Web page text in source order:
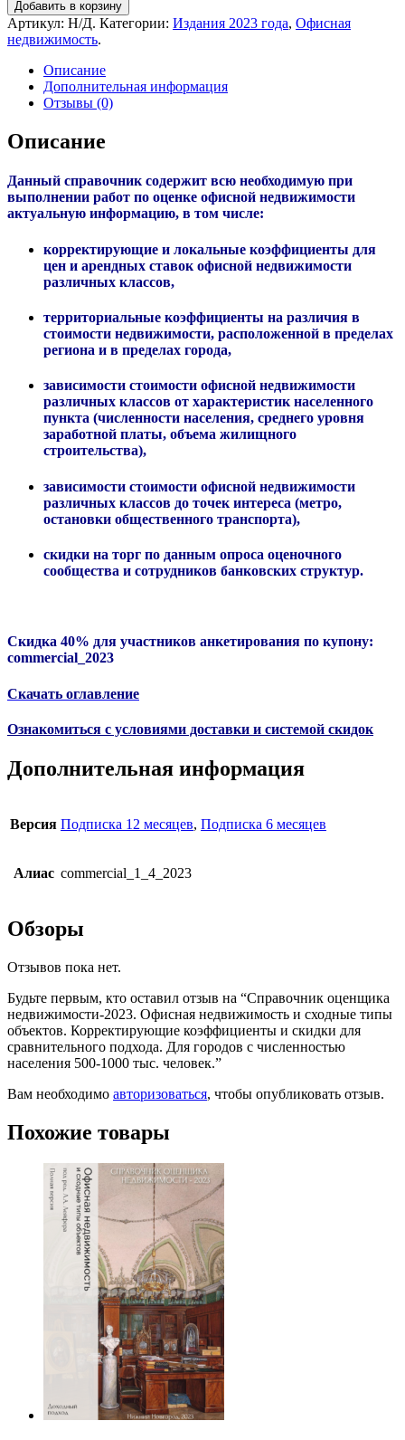
Добавить в корзину
Артикул: Н/Д. Категории: Издания 2023 года, Офисная
недвижимость.
Описание
Дополнительная информация
Отзывы (0)
Описание
Данный справочник содержит всю необходимую при
выполнении работ по оценке офисной недвижимости
актуальную информацию, в том числе:
корректирующие и локальные коэффициенты для
цен и арендных ставок офисной недвижимости
различных классов,
территориальные коэффициенты на различия в
стоимости недвижимости, расположенной в пределах
региона и в пределах города,
зависимости стоимости офисной недвижимости
различных классов от характеристик населенного
пункта (численности населения, среднего уровня
заработной платы, объема жилищного
строительства),
зависимости стоимости офисной недвижимости
различных классов до точек интереса (метро,
остановки общественного транспорта),
скидки на торг по данным опроса оценочного
сообщества и сотрудников банковских структур.
Скидка 40% для участников анкетирования по купону:
commercial_2023
Скачать оглавление
Ознакомиться с условиями доставки и системой скидок
Дополнительная информация
Версия Подписка 12 месяцев, Подписка 6 месяцев
Алиас commercial_1_4_2023
Обзоры
Отзывов пока нет.
Будьте первым, кто оставил отзыв на “Справочник оценщика
недвижимости-2023. Офисная недвижимость и сходные типы
объектов. Корректирующие коэффициенты и скидки для
сравнительного подхода. Для городов с численностью
населения 500-1000 тыс. человек.”
Вам необходимо авторизоваться, чтобы опубликовать отзыв.
Похожие товары